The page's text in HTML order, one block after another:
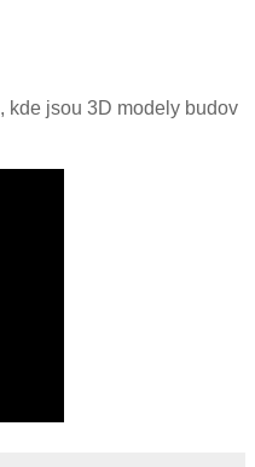
, kde jsou 3D modely budov